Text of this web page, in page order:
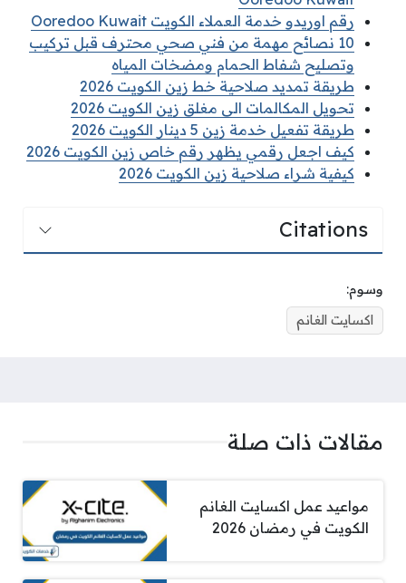
رقم اوريدو خدمة العملاء الكويت Ooredoo Kuwait
10 نصائح مهمة من فني صحي محترف قبل تركيب
وتصليح شفاط الحمام ومضخات المياه
طريقة تمديد صلاحية خط زين الكويت 2026
تحويل المكالمات الى مغلق زين الكويت 2026
طريقة تفعيل خدمة زين 5 دينار الكويت 2026
كيف اجعل رقمي يظهر رقم خاص زين الكويت 2026
كيفية شراء صلاحية زين الكويت 2026
Citations
وسوم:
اكسايت الغانم
مقالات ذات صلة
مواعيد عمل اكسايت الغانم
الكويت في رمضان 2026